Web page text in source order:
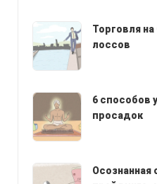
Торговля
лоссов
6 способов
просадок
Осознанная